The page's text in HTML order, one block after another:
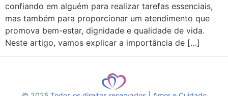
confiando em alguém para realizar tarefas essenciais,
mas também para proporcionar um atendimento que
promova bem-estar, dignidade e qualidade de vida.
Neste artigo, vamos explicar a importância de […]